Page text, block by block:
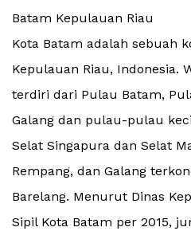
Batam Kepulauan Riau
Kota Batam adalah sebuah
Kepulauan Riau, Indonesia.
terdiri dari Pulau Batam,
Galang dan pulau-pulau
Selat Singapura dan Selat
Rempang, dan Galang
Barelang. Menurut Dinas
Sipil Kota Batam per 2015,